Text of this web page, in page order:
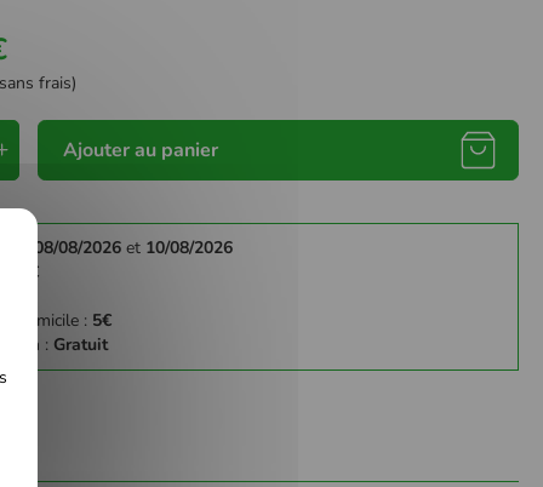
frais)
Ajouter au panier
08/08/2026 et 10/08/2026
3€
domicile : 5€
: Gratuit